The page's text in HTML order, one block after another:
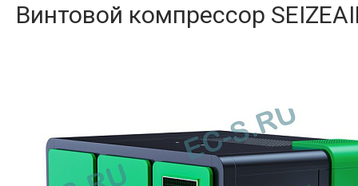
Винтовой компрессор